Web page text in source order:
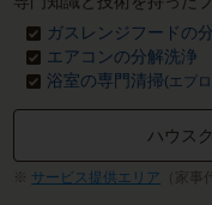
ガスレンジフードの
エアコンの分解洗浄
浴室の専門清掃(エプ
ハウス
サービス提供エリア （家事